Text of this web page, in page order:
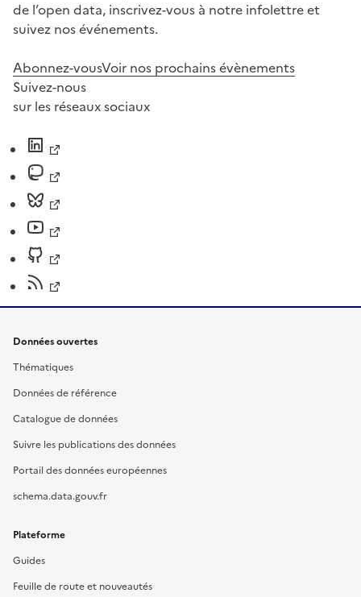
de l’open data, inscrivez-vous à notre infolettre et
suivez nos événements.
Abonnez-vousVoir nos prochains évènements
Suivez-nous
sur les réseaux sociaux
Données ouvertes
Thématiques
Données de référence
Catalogue de données
Suivre les publications des données
Portail des données européennes
schema.data.gouv.fr
Plateforme
Guides
Feuille de route et nouveautés